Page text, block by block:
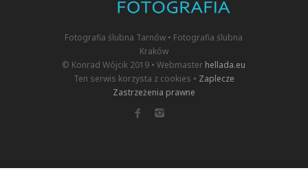
Fotografia ślubna Tarnów • Fotografia ślubna
Kraków
© Konrad Wójcik 2019 • Webmaster hellada.eu
Ten serwis korzysta z cookies • Zaplecze
Zastrzeżenia prawne